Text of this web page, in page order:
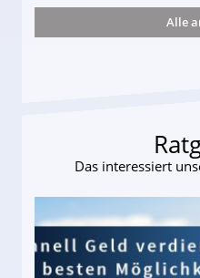
und wie viel?
Alle
Das interessiert